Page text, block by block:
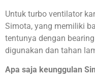
Untuk turbo ventilator
Simota, yang memiliki
tentunya dengan
digunakan dan tahan
Apa saja keunggulan